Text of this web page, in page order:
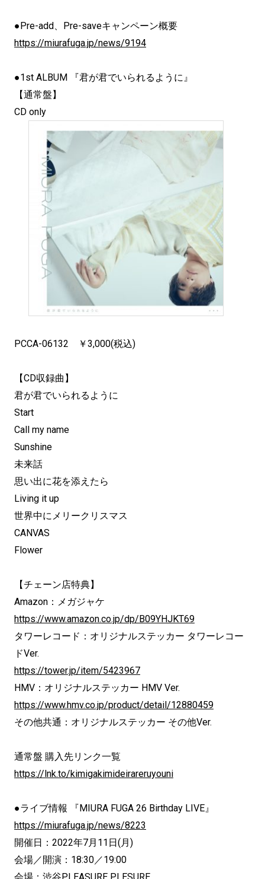
●Pre-add、Pre-saveキャンペーン概要
https://miurafuga.jp/news/9194
●1st ALBUM 『君が君でいられるように』
【通常盤】
CD only
PCCA-06132 ￥3,000(税込)
【CD収録曲】
君が君でいられるように
Start
Call my name
Sunshine
未来話
思い出に花を添えたら
Living it up
世界中にメリークリスマス
CANVAS
Flower
【チェーン店特典】
Amazon：メガジャケ
https://www.amazon.co.jp/dp/B09YHJKT69
タワーレコード：オリジナルステッカー タワーレコー
ドVer.
https://tower.jp/item/5423967
HMV：オリジナルステッカー HMV Ver.
https://www.hmv.co.jp/product/detail/12880459
その他共通：オリジナルステッカー その他Ver.
通常盤 購入先リンク一覧
https://lnk.to/kimigakimideirareruyouni
●ライブ情報 『MIURA FUGA 26 Birthday LIVE』
https://miurafuga.jp/news/8223
開催日：2022年7月11日(月)
会場／開演：18:30／19:00